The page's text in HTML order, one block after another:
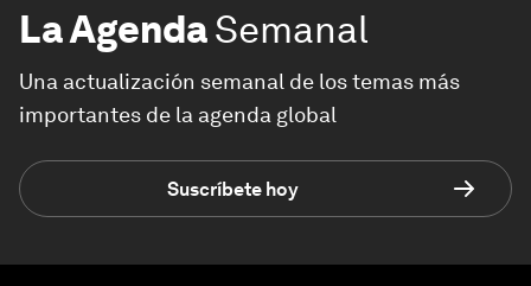
La AgendaSemanal
Una actualización semanal de los temas más
importantes de la agenda global
Suscríbete hoy